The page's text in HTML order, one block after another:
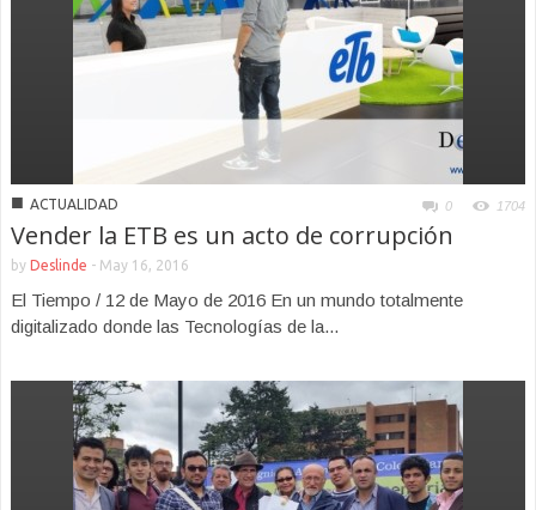
■ ACTUALIDAD 0 1704
Vender la ETB es un acto de corrupción
by Deslinde - May 16, 2016
El Tiempo / 12 de Mayo de 2016 En un mundo totalmente
digitalizado donde las Tecnologías de la...